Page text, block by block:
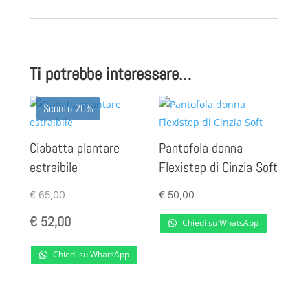
Ti potrebbe interessare…
Sconto 20%
Ciabatta plantare
estraibile
€65,00
€52,00
Chiedi su WhatsApp
Pantofola donna
Flexistep di Cinzia Soft
€ 50,00
Chiedi su WhatsApp